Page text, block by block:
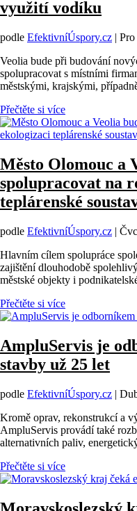
využití vodíku
podle EfektivníÚspory.cz | Pro
Veolia bude při budování
spolupracovat s místními
městskými, krajskými,
Přečtěte si více
Město Olomouc a
spolupracovat na
teplárenské
podle EfektivníÚspory.cz |
Hlavním cílem spolupráce
zajištění dlouhodobě
městské objekty i
Přečtěte si více
AmpluServis je
stavby už 25 let
podle EfektivníÚspory.cz |
Kromě oprav, rekonstrukcí a
AmpluServis provádí také
alternativních paliv,
Přečtěte si více